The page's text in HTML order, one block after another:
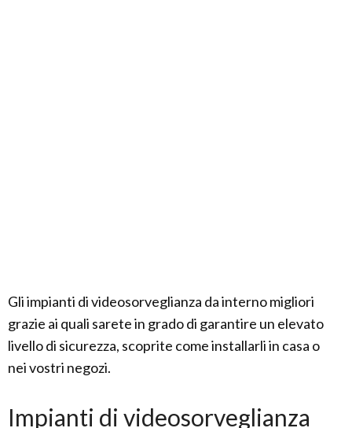
Gli impianti di videosorveglianza da interno migliori
grazie ai quali sarete in grado di garantire un elevato
livello di sicurezza, scoprite come installarli in casa o
nei vostri negozi.
Impianti di videosorveglianza